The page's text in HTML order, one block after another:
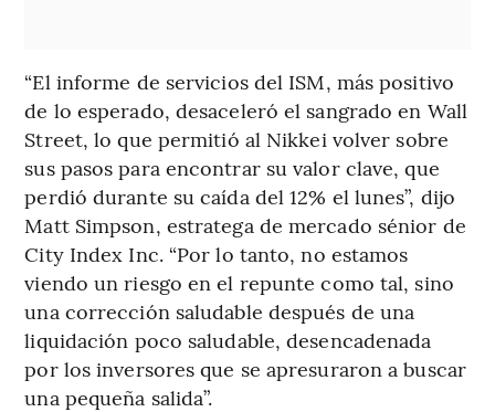
“El informe de servicios del ISM, más positivo
de lo esperado, desaceleró el sangrado en Wall
Street, lo que permitió al Nikkei volver sobre
sus pasos para encontrar su valor clave, que
perdió durante su caída del 12% el lunes”, dijo
Matt Simpson, estratega de mercado sénior de
City Index Inc. “Por lo tanto, no estamos
viendo un riesgo en el repunte como tal, sino
una corrección saludable después de una
liquidación poco saludable, desencadenada
por los inversores que se apresuraron a buscar
una pequeña salida”.